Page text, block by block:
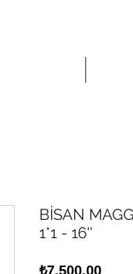
BİSAN
1*1 - 16''
₺7.500,00Fiyat